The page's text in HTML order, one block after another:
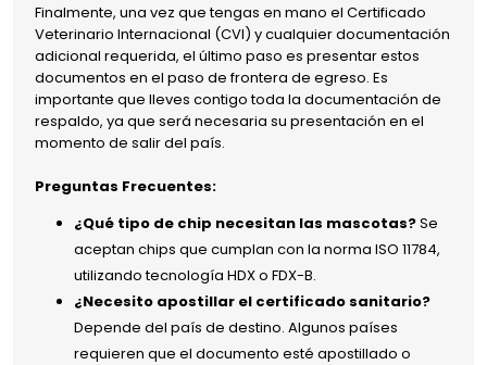
Finalmente, una vez que tengas en mano el Certificado
Veterinario Internacional (CVI) y cualquier documentación
adicional requerida, el último paso es presentar estos
documentos en el paso de frontera de egreso. Es
importante que lleves contigo toda la documentación de
respaldo, ya que será necesaria su presentación en el
momento de salir del país.
Preguntas Frecuentes:
¿Qué tipo de chip necesitan las mascotas?Se
aceptan chips que cumplan con la norma ISO 11784,
utilizando tecnología HDX o FDX-B.
¿Necesito apostillar el certificado sanitario?
Depende del país de destino. Algunos países
requieren que el documento esté apostillado o